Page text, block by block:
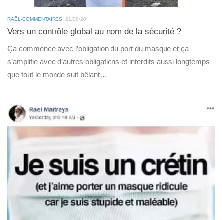
RAËL-COMMENTAIRES 21/08/20
Vers un contrôle global au nom de la sécurité ?
Ça commence avec l’obligation du port du masque et ça
s’amplifie avec d’autres obligations et interdits aussi longtemps
que tout le monde suit bêlant…